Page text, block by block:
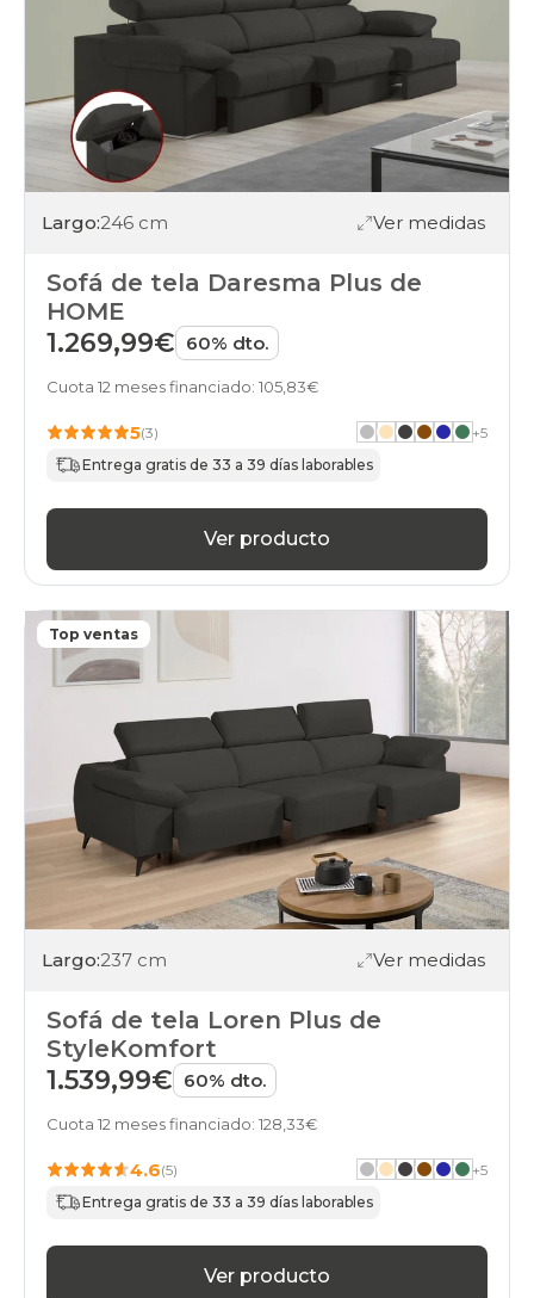
Largo:246 cm Ver medidas
Sofá de tela Daresma Plus de
HOME
1.269,99€ 60% dto.
Cuota 12 meses financiado: 105,83€
5(3) +5
Entrega gratis de 33 a 39 días laborables
Ver producto
Top ventas
Largo:237 cm Ver medidas
Sofá de tela Loren Plus de
StyleKomfort
1.539,99€ 60% dto.
Cuota 12 meses financiado: 128,33€
4.6(5) +5
Entrega gratis de 33 a 39 días laborables
Ver producto